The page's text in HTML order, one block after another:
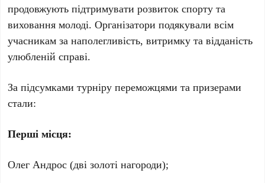
продовжують підтримувати розвиток спорту та
виховання молоді. Організатори подякували всім
учасникам за наполегливість, витримку та відданість
улюбленій справі.
За підсумками турніру переможцями та призерами
стали:
Перші місця:
Олег Андрос (дві золоті нагороди);